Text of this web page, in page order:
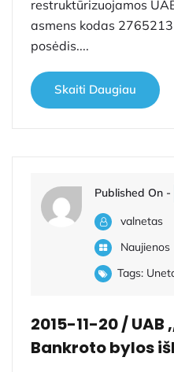
restruktūrizuojamos
asmens kodas
posėdis....
Skaiti Daugiau
Published On -
valnetas
Naujienos
Tags:
2015-11-20 / UAB
Bankroto bylos